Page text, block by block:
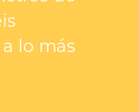
lo más